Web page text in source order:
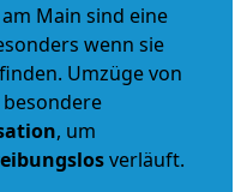
Main sind eine
wenn sie
Umzüge von
, um
verläuft.